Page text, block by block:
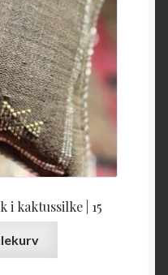
kaktussilke | 15